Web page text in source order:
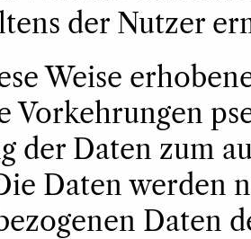
der Nutzer
Weise
Vorkehrungen
der Daten zum
Daten werden
Daten